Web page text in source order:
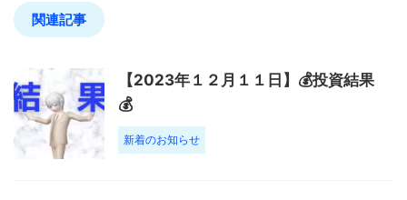
関連記事
【2023年１２月１１日】💰投資結果
💰
新着のお知らせ